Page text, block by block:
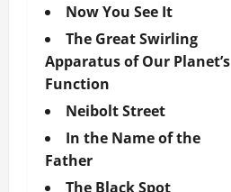
Now You See It
The Great Swirling
Apparatus of Our Planet’s
Function
Neibolt Street
In the Name of the
Father
The Black Spot